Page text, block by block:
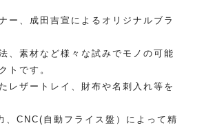
ー、成田吉宣によるオリジナルブラ
、素材など様々な試みでモノの可能
トです。
レザートレイ、財布や名刺入れ等を
、CNC(自動フライス盤）によって精